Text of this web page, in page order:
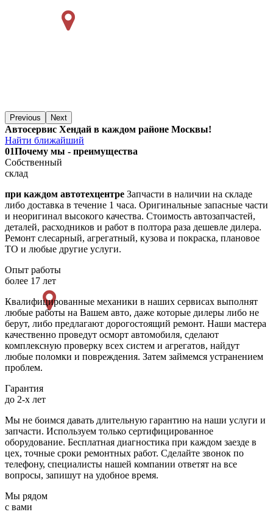
Previous Next
Автосервис Хендай в каждом районе Москвы!
Найти ближайший
01Почему мы - преимущества
Собственный
склад
при каждом автотехцентре Запчасти в наличии на складе
либо доставка в течение 1 часа. Оригинальные запасные части
и неоригинал высокого качества. Стоимость автозапчастей,
деталей, расходников и работ в полтора раза дешевле дилера.
Ремонт слесарный, агрегатный, кузова и покраска, плановое
ТО и любые другие услуги.
Опыт работы
более 17 лет
Квалифицированные механики в наших сервисах выполнят
любые работы на Вашем авто, даже которые дилеры либо не
берут, либо предлагают дорогостоящий ремонт. Наши мастера
качественно проведут осморт автомобиля, сделают
комплексную проверку всех систем и агрегатов, найдут
любые поломки и повреждения. Затем займемся устранением
проблем.
Гарантия
до 2-х лет
Мы не боимся давать длительную гарантию на наши услуги и
запчасти. Используем только сертифицированное
оборудование. Бесплатная диагностика при каждом заезде в
цех, точные сроки ремонтных работ. Сделайте звонок по
телефону, специалисты нашей компании ответят на все
вопросы, запишут на удобное время.
Мы рядом
с вами